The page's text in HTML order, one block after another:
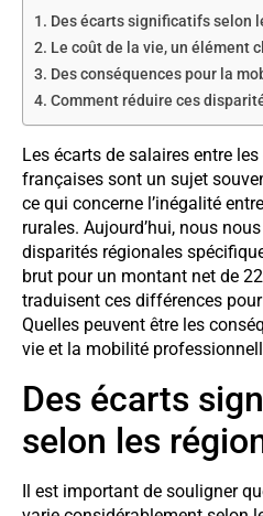
Des écarts significatifs selon
Le coût de la vie, un élément
Des conséquences pour la
Comment réduire ces
Les écarts de salaires entre
françaises sont un sujet
ce qui concerne l’inégalité
rurales. Aujourd’hui, nous
disparités régionales
brut pour un montant net de
traduisent ces différences
Quelles peuvent être les
vie et la mobilité
Des écarts
selon les
Il est important de souligner